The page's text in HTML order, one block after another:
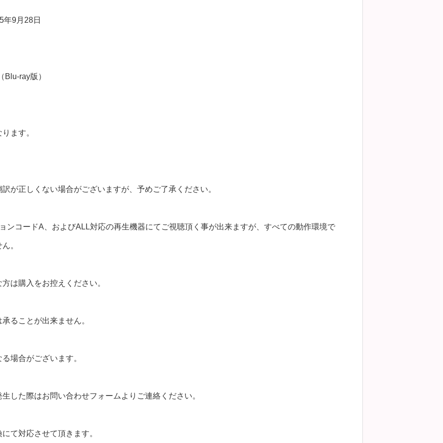
年9月28日
ray版）
ます。
が正しくない場合がございますが、予めご了承ください。
ンコードA、およびALL対応の再生機器にてご視聴頂く事が出来ますが、すべての動作環境で
。
は購入をお控えください。
ることが出来ません。
場合がございます。
した際はお問い合わせフォームよりご連絡ください。
て対応させて頂きます。